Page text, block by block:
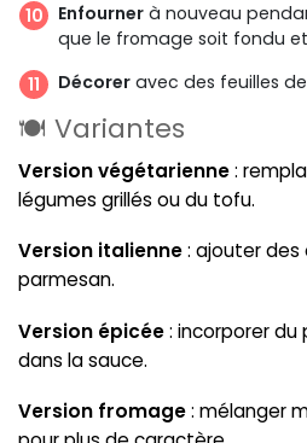
Enfourner à nouveau
que le fromage soit fondu
Décorer avec des feuilles
🍽️ Variantes
Version végétarienne:
légumes grillés ou du tofu.
Version italienne: ajouter des
parmesan.
Version épicée: incorporer du
dans la sauce.
Version fromage: mélanger